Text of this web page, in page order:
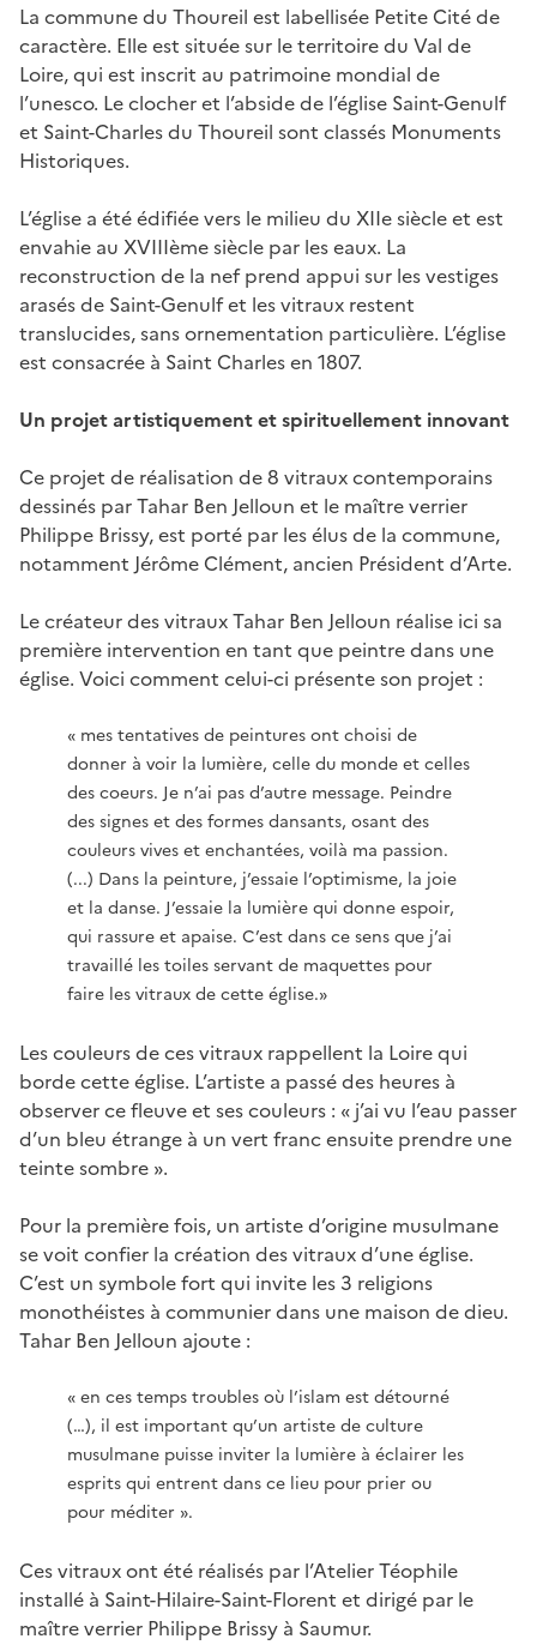
La commune du Thoureil est labellisée Petite Cité de
caractère. Elle est située sur le territoire du Val de
Loire, qui est inscrit au patrimoine mondial de
l’unesco. Le clocher et l’abside de l’église Saint-Genulf
et Saint-Charles du Thoureil sont classés Monuments
Historiques.
L’église a été édifiée vers le milieu du XIIe siècle et est
envahie au XVIIIème siècle par les eaux. La
reconstruction de la nef prend appui sur les vestiges
arasés de Saint-Genulf et les vitraux restent
translucides, sans ornementation particulière. L’église
est consacrée à Saint Charles en 1807.
Un projet artistiquement et spirituellement innovant
Ce projet de réalisation de 8 vitraux contemporains
dessinés par Tahar Ben Jelloun et le maître verrier
Philippe Brissy, est porté par les élus de la commune,
notamment Jérôme Clément, ancien Président d’Arte.
Le créateur des vitraux Tahar Ben Jelloun réalise ici sa
première intervention en tant que peintre dans une
église. Voici comment celui-ci présente son projet :
« mes tentatives de peintures ont choisi de
donner à voir la lumière, celle du monde et celles
des coeurs. Je n’ai pas d’autre message. Peindre
des signes et des formes dansants, osant des
couleurs vives et enchantées, voilà ma passion.
(...) Dans la peinture, j’essaie l’optimisme, la joie
et la danse. J’essaie la lumière qui donne espoir,
qui rassure et apaise. C’est dans ce sens que j’ai
travaillé les toiles servant de maquettes pour
faire les vitraux de cette église.»
Les couleurs de ces vitraux rappellent la Loire qui
borde cette église. L’artiste a passé des heures à
observer ce fleuve et ses couleurs : « j’ai vu l’eau passer
d’un bleu étrange à un vert franc ensuite prendre une
teinte sombre ».
Pour la première fois, un artiste d’origine musulmane
se voit confier la création des vitraux d’une église.
C’est un symbole fort qui invite les 3 religions
monothéistes à communier dans une maison de dieu.
Tahar Ben Jelloun ajoute :
« en ces temps troubles où l’islam est détourné
(…), il est important qu’un artiste de culture
musulmane puisse inviter la lumière à éclairer les
esprits qui entrent dans ce lieu pour prier ou
pour méditer ».
Ces vitraux ont été réalisés par l’Atelier Téophile
installé à Saint-Hilaire-Saint-Florent et dirigé par le
maître verrier Philippe Brissy à Saumur.